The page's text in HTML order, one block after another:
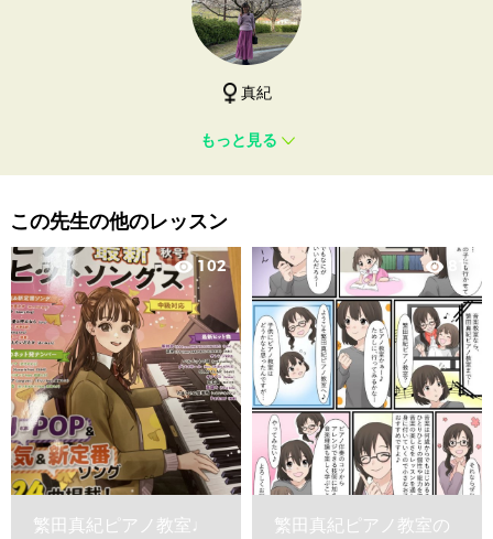
真紀
もっと見る
この先生の他のレッスン
visibility 102
繁田真紀ピアノ教室♩
visibility 81
繁田真紀ピアノ教室の